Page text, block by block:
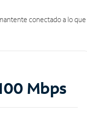
conectado a lo
Mbps